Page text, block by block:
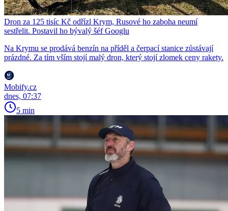
Dron za 125 tisíc Kč odřízl Krym, Rusové ho zaboha neumí
sestřelit. Postavil ho bývalý šéf Googlu
Na Krymu se prodává benzín na příděl a čerpací stanice zůstávají
prázdné. Za tím vším stojí malý dron, který stojí zlomek ceny rakety.
Mobify.cz
dnes, 07:37
5 min